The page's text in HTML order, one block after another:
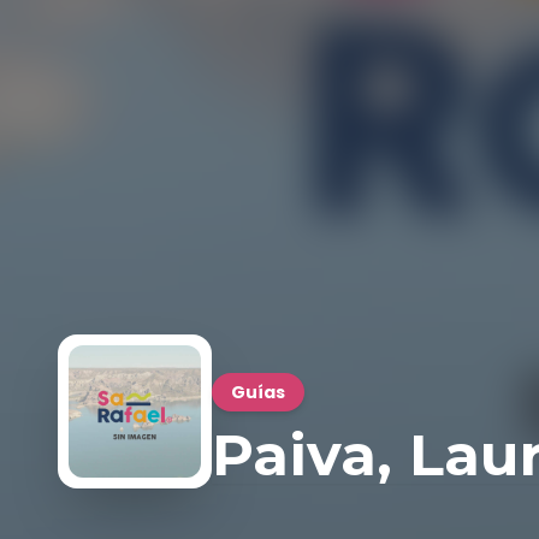
Guías
Paiva,